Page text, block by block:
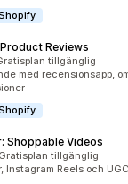
Reviews
totalt tillgänglig
med recensionsapp,
Shoppable Videos
totalt
Gratisplan tillgänglig
Instagram Reels och